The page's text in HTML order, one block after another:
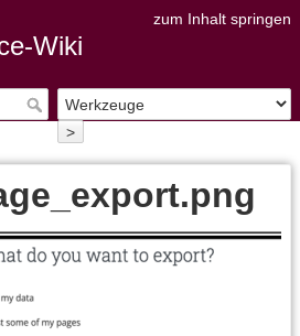
zum Inhalt springen
Wiki
>